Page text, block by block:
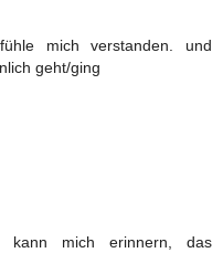
mich verstanden. und
geht/ging
kann mich erinnern, das